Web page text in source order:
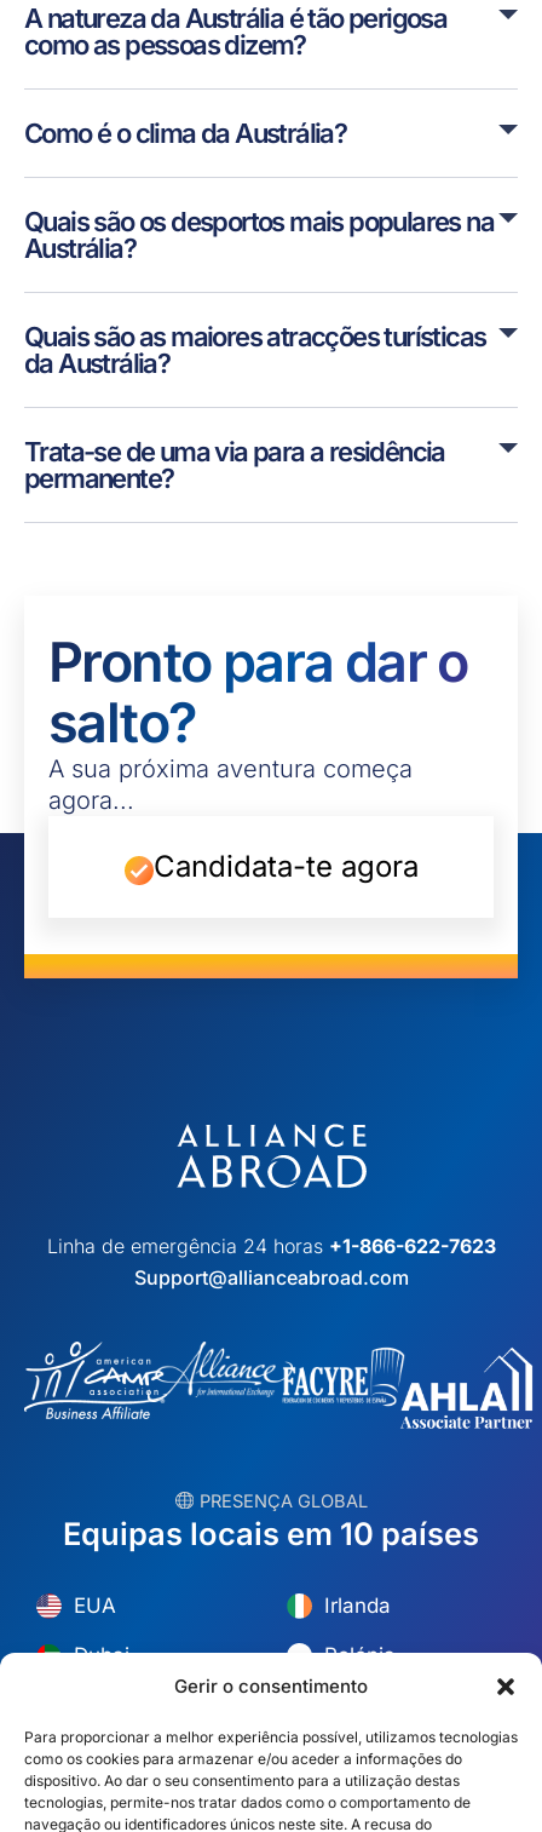
Gerir o consentimento
Para proporcionar a melhor experiência possível, utilizamos tecnologias
como os cookies para armazenar e/ou aceder a informações do
dispositivo. Ao dar o seu consentimento para a utilização destas
tecnologias, permite-nos tratar dados como o comportamento de
navegação ou identificadores únicos neste site. A recusa do
A natureza da Austrália é tão perigosa
como as pessoas dizem?
Como é o clima da Austrália?
Quais são os desportos mais populares na
Austrália?
Quais são as maiores atracções turísticas
da Austrália?
Trata-se de uma via para a residência
permanente?
Pronto para dar o
salto?
A sua próxima aventura começa
agora...
Candidata-te agora
Linha de emergência 24 horas +1-866-622-7623
Support@allianceabroad.com
︎ PRESENÇA GLOBAL
Equipas locais em 10 países
EUA
Dubai
Espanha
Brasil/Mercosul
Irlanda
Polónia
S. África
Portugal